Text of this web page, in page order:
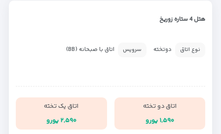
هتل 4 ستاره زوریخ
نوع اتاق دوتخته سرویس اتاق با صبحانه (BB)
اتاق دو تخته
۱,۵۹۰ یورو
اتاق یک تخته
۲,۵۹۰ یورو